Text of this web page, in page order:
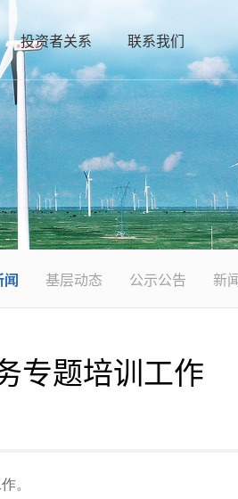
投资者关系 联系我们
闻 基层动态 公示公告 新
专题培训工作
。